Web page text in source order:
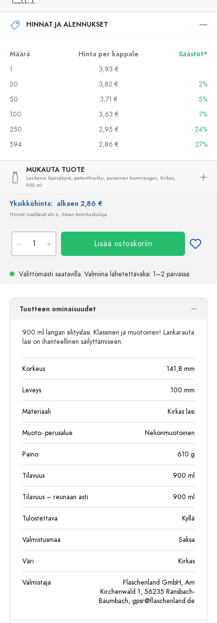
HINNAT JA ALENNUKSET
Määrä Hinta per kappale
Säästöt*
1
3,93 €
20
3,82 €
2%
50
3,71 €
5%
100
3,63 €
7%
250
2,95 €
24%
594
2,86 € 27%
MUKAUTA TUOTE
Lasikansi läpinäkyvä, patenttisulku, punainen kumirengas, Kirkas,
900 ml
Yksikköhinta: alkaen 2,86 €
Hinnat sisältävät alv:n, ilman toimituskuluja
Lisää ostoskoriin
Välittömästi saatavilla. Valmiina lähetettäväksi: 1–2 päivässä
Tuotteen ominaisuudet
900 ml langan silityslasi. Klassinen ja muotoinen! Lankarauta
lasi on ihanteellinen säilyttämiseen.
Korkeus 141,8 mm
Leveys 100 mm
Materiaali Kirkas lasi
Muoto- perusalue Neliönmuotoinen
Paino 610 g
Tilavuus 900 ml
Tilavuus – reunaan asti 900 ml
Tulostettava Kyllä
Valmistusmaa Saksa
Väri Kirkas
Valmistaja
Flaschenland GmbH, Am
Kirchenwald 1, 56235 Ransbach-
Baumbach, gpsr@flaschenland.de